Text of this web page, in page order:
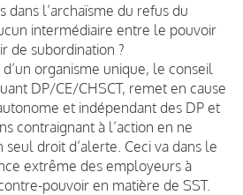
dans l’archaïsme du refus du
intermédiaire entre le pouvoir
de subordination ?
organisme unique, le conseil
DP/CE/CHSCT, remet en cause
et indépendant des DP et
contraignant à l’action en ne
seul droit d’alerte. Ceci va dans le
extrême des employeurs à
pouvoir en matière de SST.